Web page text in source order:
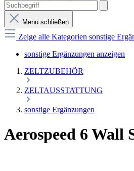
Menü schließen
Zeige alle Kategorien sonstige
sonstige Ergänzungen anzeigen
ZELTZUBEHÖR
ZELTAUSSTATTUNG
sonstige Ergänzungen
Aerospeed 6 Wall